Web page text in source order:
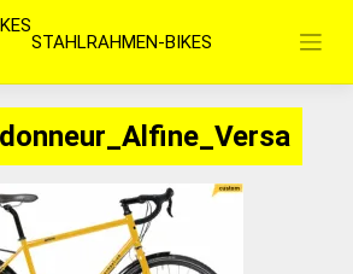
STAHLRAHMEN-BIKES